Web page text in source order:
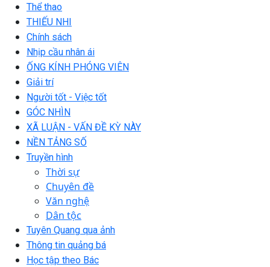
Thể thao
THIẾU NHI
Chính sách
Nhịp cầu nhân ái
ỐNG KÍNH PHÓNG VIÊN
Giải trí
Người tốt - Việc tốt
GÓC NHÌN
XÃ LUẬN - VẤN ĐỀ KỲ NÀY
NỀN TẢNG SỐ
Truyền hình
Thời sự
Chuyên đề
Văn nghệ
Dân tộc
Tuyên Quang qua ảnh
Thông tin quảng bá
Học tập theo Bác